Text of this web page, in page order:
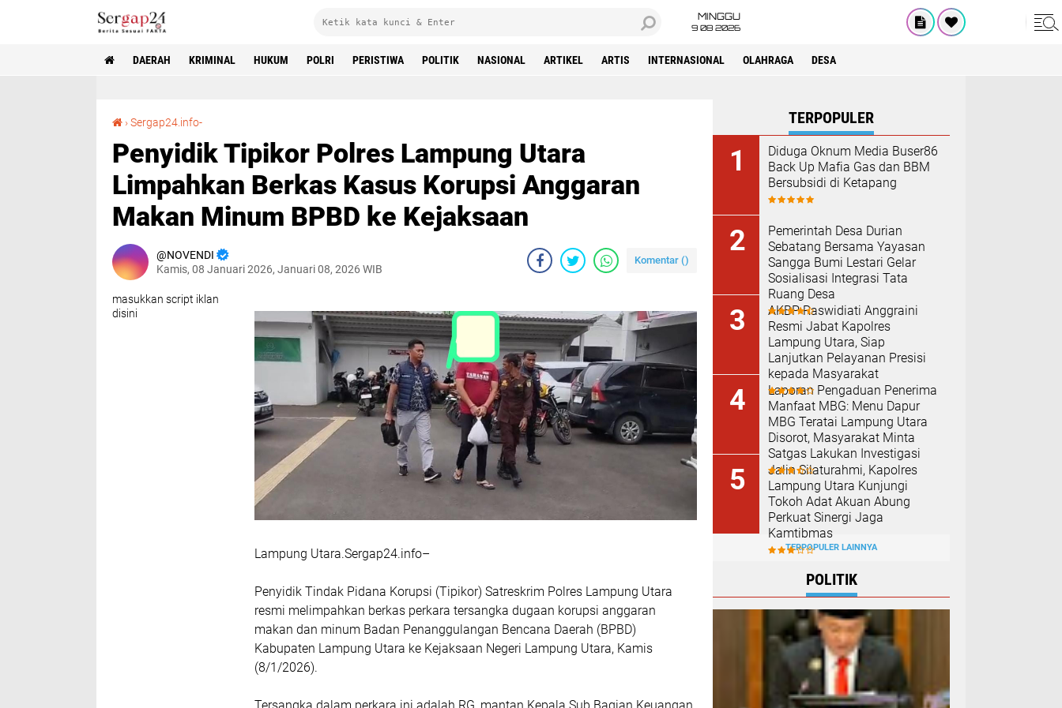
MINGGU
9 08 2026
DAERAH KRIMINAL HUKUM POLRI PERISTIWA POLITIK NASIONAL ARTIKEL ARTIS INTERNASIONAL OLAHRAGA DESA
›Sergap24.info-
Penyidik Tipikor Polres Lampung Utara
Limpahkan Berkas Kasus Korupsi Anggaran
Makan Minum BPBD ke Kejaksaan
NOVENDI
Kamis, 08 Januari 2026, Januari 08, 2026 WIB
Komentar ()
masukkan script iklan
disini
Lampung Utara.Sergap24.info–
Penyidik Tindak Pidana Korupsi (Tipikor) Satreskrim Polres Lampung Utara
resmi melimpahkan berkas perkara tersangka dugaan korupsi anggaran
makan dan minum Badan Penanggulangan Bencana Daerah (BPBD)
Kabupaten Lampung Utara ke Kejaksaan Negeri Lampung Utara, Kamis
(8/1/2026).
TERPOPULER
Diduga Oknum Media Buser86
Back Up Mafia Gas dan BBM
Bersubsidi di Ketapang
Pemerintah Desa Durian
Sebatang Bersama Yayasan
Sangga Bumi Lestari Gelar
Sosialisasi Integrasi Tata
Ruang Desa
AKBP Raswidiati Anggraini
Resmi Jabat Kapolres
Lampung Utara, Siap
Lanjutkan Pelayanan Presisi
kepada Masyarakat
Laporan Pengaduan Penerima
Manfaat MBG: Menu Dapur
MBG Teratai Lampung Utara
Disorot, Masyarakat Minta
Satgas Lakukan Investigasi
Jalin Silaturahmi, Kapolres
Lampung Utara Kunjungi
Tokoh Adat Akuan Abung
Perkuat Sinergi Jaga
Kamtibmas
TERPOPULER LAINNYA
POLITIK